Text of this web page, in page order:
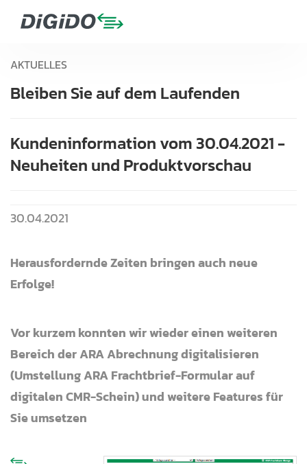
AKTUELLES
Bleiben Sie auf dem Laufenden
Kundeninformation vom 30.04.2021 -
Neuheiten und Produktvorschau
30.04.2021
Herausfordernde Zeiten bringen auch neue
Erfolge!
Vor kurzem konnten wir wieder einen weiteren
Bereich der ARA Abrechnung digitalisieren
(Umstellung ARA Frachtbrief-Formular auf
digitalen CMR-Schein) und weitere Features für
Sie umsetzen